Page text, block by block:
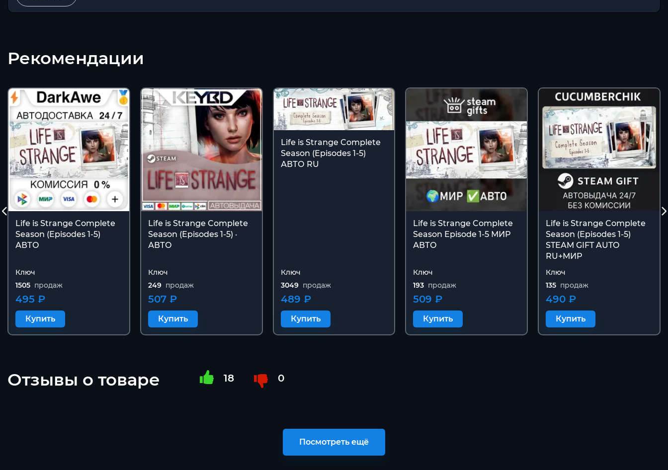
Рекомендации
Life is Strange Complete
Season (Episodes 1-5)
АВТО
Ключ
1505 продаж
495 ₽
Купить
Life is Strange Complete
Season (Episodes 1-5) ·
АВТО
Ключ
249 продаж
507 ₽
Купить
Life is Strange Complete
Season (Episodes 1-5)
АВТО RU
Ключ
3049 продаж
489 ₽
Купить
Life is Strange Complete
Season Episode 1-5 МИР
АВТО
Ключ
193 продаж
509 ₽
Купить
Life is Strange Complete
Season (Episodes 1-5)
STEAM GIFT AUTO
RU+МИР
Ключ
135 продаж
490 ₽
Купить
Отзывы о товаре 18 0
Посмотреть ещё